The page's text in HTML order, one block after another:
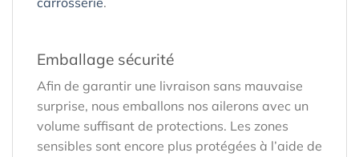
Emballage sécurité
Afin de garantir une livraison sans mauvaise
surprise, nous emballons nos ailerons avec un
volume suffisant de protections. Les zones
sensibles sont encore plus protégées à l’aide de